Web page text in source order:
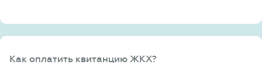
Как оплатить квитанцию ЖКХ?